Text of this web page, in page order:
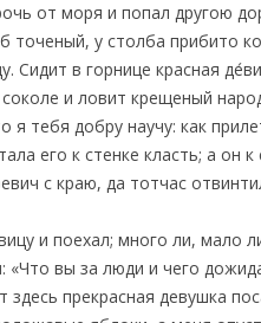
от моря и попал другою
точеный, у столба прибито
Сидит в горнице красная
и ловит крещеный
тебя добру научу: как
его к стенке класть; а
с краю, да тотчас
и поехал; много ли,
«Что вы за люди и чего
прекрасная девушка